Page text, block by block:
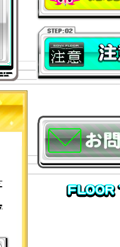
応募の仕方
お問い合わせ